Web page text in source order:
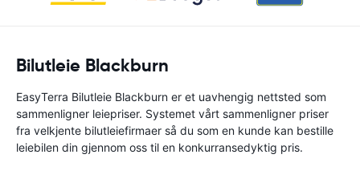
Bilutleie Blackburn
EasyTerra Bilutleie Blackburn er et uavhengig nettsted som
sammenligner leiepriser. Systemet vårt sammenligner priser
fra velkjente bilutleiefirmaer så du som en kunde kan bestille
leiebilen din gjennom oss til en konkurransedyktig pris.